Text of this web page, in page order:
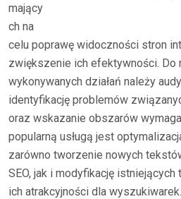
mający
ch na
celu poprawę widoczności stron
zwiększenie ich efektywności. Do
wykonywanych działań należy
identyfikację problemów
oraz wskazanie obszarów
popularną usługą jest
zarówno tworzenie nowych
SEO, jak i modyfikację
ich atrakcyjności dla